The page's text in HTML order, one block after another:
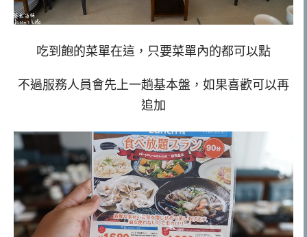
吃到飽的菜單在這，只要菜單內的都可以點
不過服務人員會先上一趟基本盤，如果喜歡可以再
追加